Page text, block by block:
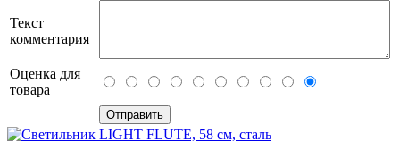
Текст
комментария
Оценка для
товара